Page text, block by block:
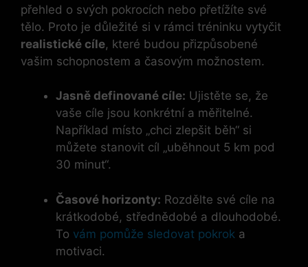
přehled o svých pokrocích nebo přetížíte své
tělo. Proto je důležité si v rámci tréninku vytyčit
realistické cíle, které budou přizpůsobené
vašim schopnostem a časovým možnostem.
Jasně definované cíle: Ujistěte se, že
vaše cíle jsou konkrétní a měřitelné.
Například místo „chci zlepšit běh“ si
můžete stanovit cíl „uběhnout 5 km pod
30 minut“.
Časové horizonty: Rozdělte své cíle na
krátkodobé, střednědobé a dlouhodobé.
To vám pomůže sledovat pokrok a
motivaci.